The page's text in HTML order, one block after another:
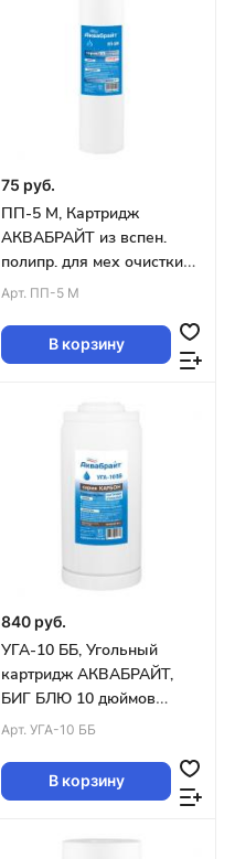
75 руб.
ПП-5 М, Картридж
АКВАБРАЙТ из вспен.
полипр. для мех очистки
воды. Пористость 5
Арт. ПП-5 М
В корзину
840 руб.
УГА-10 ББ, Угольный
картридж АКВАБРАЙТ,
БИГ БЛЮ 10 дюймов
(упак.12)
Арт. УГА-10 ББ
В корзину